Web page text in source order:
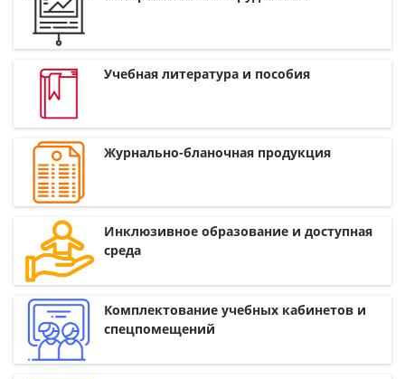
Учебная литература и пособия
Журнально-бланочная продукция
Инклюзивное образование и доступная
среда
Комплектование учебных кабинетов и
спецпомещений